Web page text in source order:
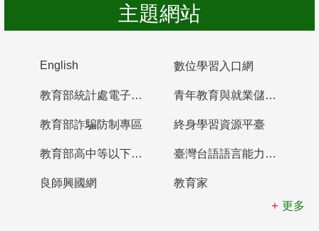
主題網站
English 數位學習入口網
教育部統計處電子書櫃 青年教育與就業儲蓄帳戶
教育部詐騙防制專區 終身學習資源平臺
教育部高中等以下學校及幼兒園教師資格檢定考試 臺灣台語語言能力認證網站
良師興國網
教育家
更多